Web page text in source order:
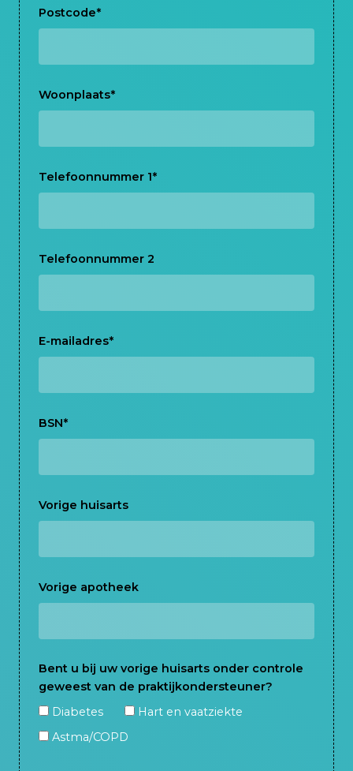
Postcode*
Woonplaats*
Telefoonnummer 1*
Telefoonnummer 2
E-mailadres*
BSN*
Vorige huisarts
Vorige apotheek
Bent u bij uw vorige huisarts onder controle
geweest van de praktijkondersteuner?
Diabetes
Hart en vaatziekte
Astma/COPD